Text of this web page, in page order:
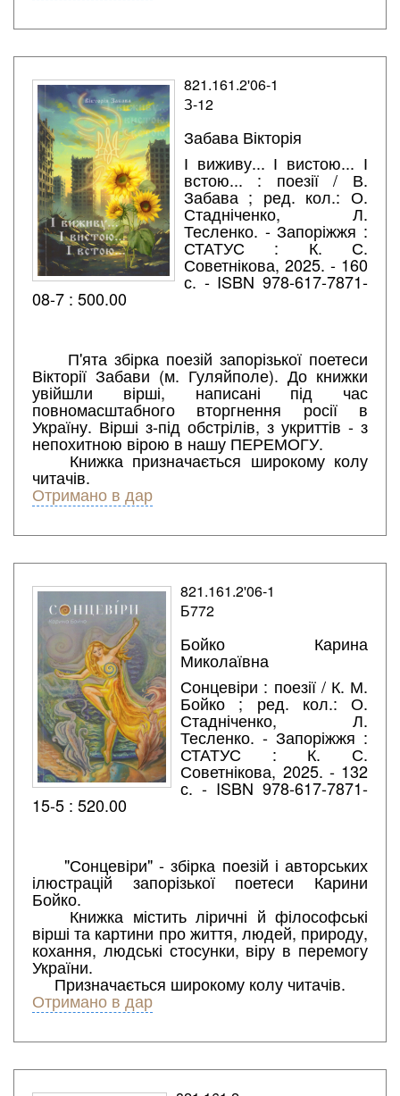
821.161.2'06-1
З-12
Забава Вікторія
І виживу... І вистою... І
встою... : поезії / В.
Забава ; ред. кол.: О.
Стадніченко, Л.
Тесленко. - Запоріжжя :
СТАТУС : К. С.
Советнікова, 2025. - 160
с. - ISBN 978-617-7871-
08-7 : 500.00
П'ята збірка поезій запорізької поетеси
Вікторії Забави (м. Гуляйполе). До книжки
увійшли вірші, написані під час
повномасштабного вторгнення росії в
Україну. Вірші з-під обстрілів, з укриттів - з
непохитною вірою в нашу ПЕРЕМОГУ.
Книжка призначається широкому колу
читачів.
Отримано в дар
821.161.2'06-1
Б772
Бойко Карина
Миколаївна
Сонцевіри : поезії / К. М.
Бойко ; ред. кол.: О.
Стадніченко, Л.
Тесленко. - Запоріжжя :
СТАТУС : К. С.
Советнікова, 2025. - 132
с. - ISBN 978-617-7871-
15-5 : 520.00
"Сонцевіри" - збірка поезій і авторських
ілюстрацій запорізької поетеси Карини
Бойко.
Книжка містить ліричні й філософські
вірші та картини про життя, людей, природу,
кохання, людські стосунки, віру в перемогу
України.
Призначається широкому колу читачів.
Отримано в дар